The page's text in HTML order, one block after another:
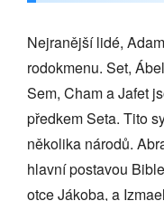
Nejranější lidé,
rodokmenu. Set,
Sem, Cham a Jafet
předkem Seta. Tito
několika národů.
hlavní postavou
otce Jákoba, a